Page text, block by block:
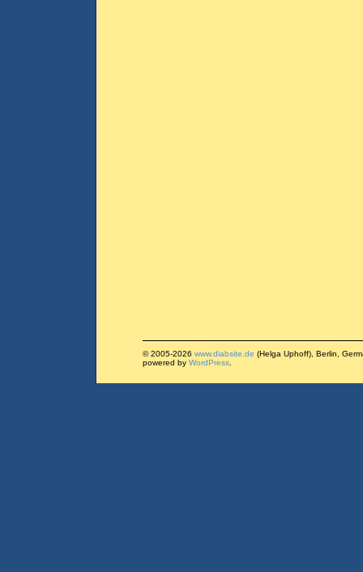
© 2005-2026 www.diabsite.de (Helga Uphoff), Berlin,
powered by WordPress.